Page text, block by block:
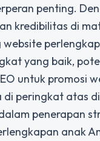
penting.
kredibilitas di
yang baik,
untuk promosi
peringkat atas
penerapan
anak